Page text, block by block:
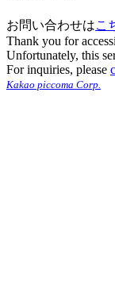
お問い合わせはこ
Thank you for
Unfortunately, this
For inquiries, please
Kakao piccoma Corp.